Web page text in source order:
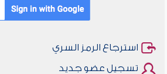
استرجاع الرمز السري
تسجيل عضو جديد